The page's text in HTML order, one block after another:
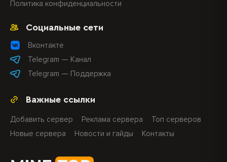
Важные ссылки
Добавить сервер Реклама сервера
Топ серверов
Новые сервера
Новости и гайды Контакты
Социальные сети
Вконтакте
Telegram — Канал
Telegram — Поддержка
Политика конфиденциальности